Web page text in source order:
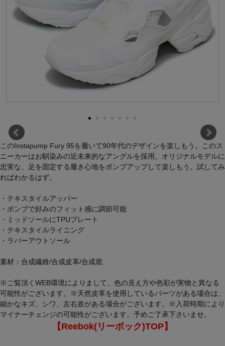
このInstapump Fury 95を履いて90年代のデザインを楽しもう。このス
ニーカーはお馴染みの近未来的なアングルを採用。オリジナルモデルに
忠実な、足を固定する履き心地をポンプアップして楽しもう。試してみ
ればわかるはず。
・テキスタイルアッパー
・ポンプで好みのフィット感に調節可能
・ミッドソールにTPUプレート
・テキスタイルライニング
・ラバーアウトソール
素材：合成繊維/合成皮革/合成底
※ご覧頂くWEB環境によりまして、色の見え方や色彩が実物と異なる
可能性がございます。※天然皮革を使用しているパーツがある場合は、
細かなキズ、シワ、左右差がある場合がございます。※入荷時期により
マイナーチェンジの可能性がございます。予めご了承下さいませ。
【Reebok(リーボック)TOP】